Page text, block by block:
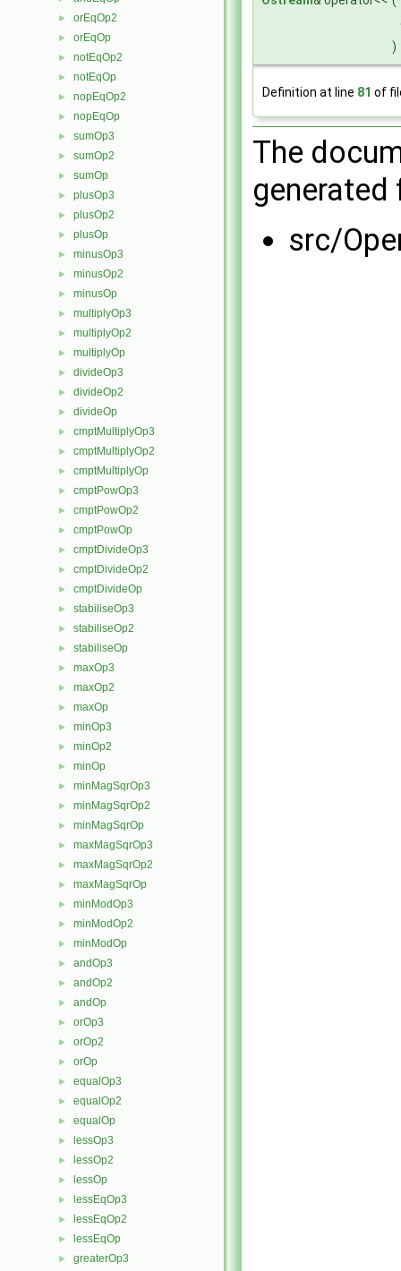
► orEqOp2
► orEqOp
► notEqOp2
► notEqOp
► nopEqOp2
► nopEqOp
► sumOp3
► sumOp2
► sumOp
► plusOp3
► plusOp2
► plusOp
► minusOp3
► minusOp2
► minusOp
► multiplyOp3
► multiplyOp2
► multiplyOp
► divideOp3
► divideOp2
► divideOp
► cmptMultiplyOp3
► cmptMultiplyOp2
► cmptMultiplyOp
► cmptPowOp3
► cmptPowOp2
► cmptPowOp
► cmptDivideOp3
► cmptDivideOp2
► cmptDivideOp
► stabiliseOp3
► stabiliseOp2
► stabiliseOp
► maxOp3
► maxOp2
► maxOp
► minOp3
► minOp2
► minOp
► minMagSqrOp3
► minMagSqrOp2
► minMagSqrOp
► maxMagSqrOp3
► maxMagSqrOp2
► maxMagSqrOp
► minModOp3
► minModOp2
► minModOp
► andOp3
► andOp2
► andOp
► orOp3
► orOp2
► orOp
► equalOp3
► equalOp2
► equalOp
► lessOp3
► lessOp2
► lessOp
► lessEqOp3
► lessEqOp2
► lessEqOp
► greaterOp3
)
Definition at line 81 of
The
src/